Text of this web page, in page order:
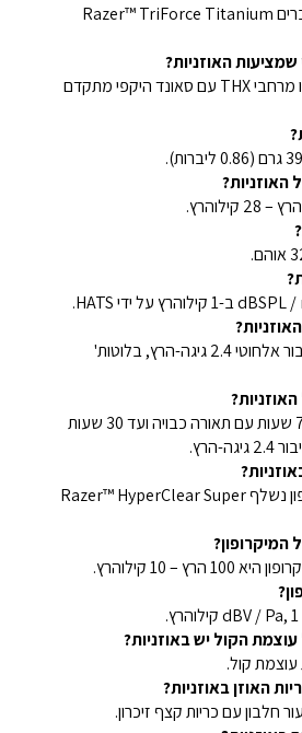
האוזניות כוללות דרייברים Razer™ TriForce Titanium
האוזניות?
האוזניות מציעות אודיו מרחבי THX עם סאונד היקפי מתקדם
האוזניות תומכות בחיבור אלחוטי 2.4 גיגה-הרץ, בלוטות'
חיי הסוללה הם עד 70 שעות עם תאורה כבויה ועד 30 שעות
הרץ.
המיקרופון הוא מיקרופון נשלף Razer™ HyperClear Super
– 10 קילוהרץ.
הקול יש באוזניות?
עוצמת קול.
האוזן באוזניות?
חלבון עם כריות קצף זיכרון.